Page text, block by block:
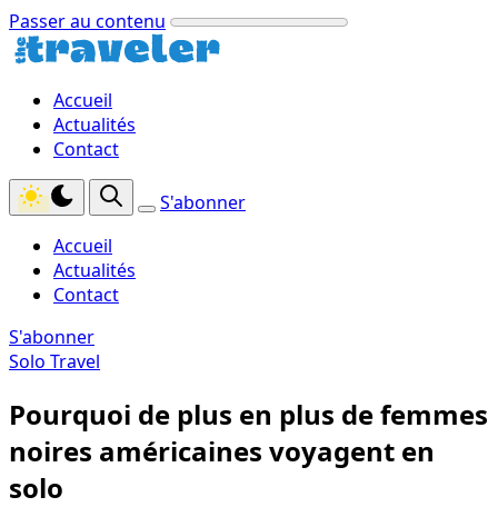
Passer au contenu
Accueil
Actualités
Contact
S'abonner
Accueil
Actualités
Contact
S'abonner
Solo Travel
Pourquoi de plus en plus de femmes
noires américaines voyagent en
solo